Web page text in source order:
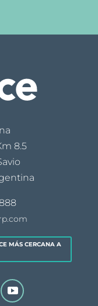
8.5
MÁS CERCANA A